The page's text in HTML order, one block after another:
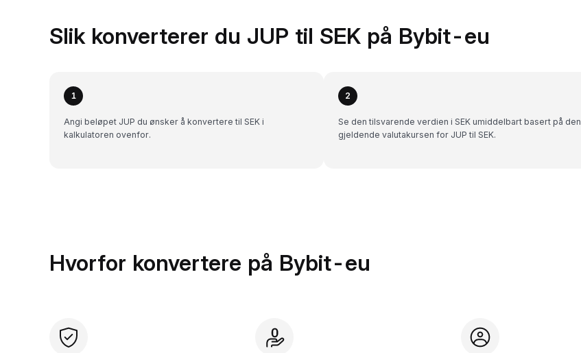
Slik konverterer du JUP til SEK på Bybit-eu
1
Angi beløpet JUP du ønsker å konvertere til SEK i
kalkulatoren ovenfor.
2
Se den tilsvarende verdien i SEK umiddelbart basert på den
gjeldende valutakursen for JUP til SEK.
Hvorfor konvertere på Bybit-eu